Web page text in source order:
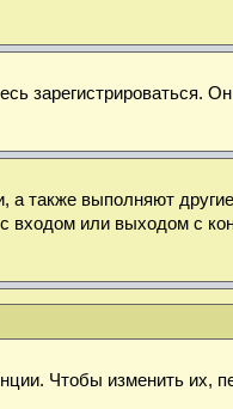
зарегистрироваться.
также выполняют
входом или выходом с
Чтобы изменить их,